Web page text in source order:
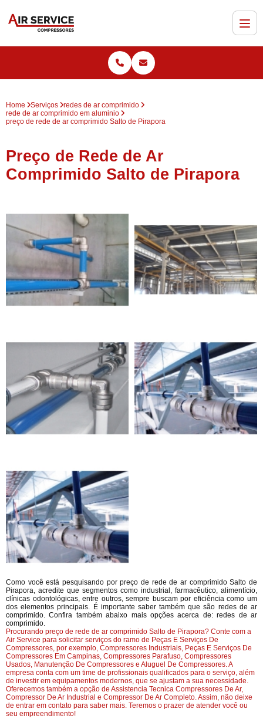
Home Serviços
redes de ar comprimido
rede de ar comprimido em aluminio
preço de rede de ar comprimido Salto de Pirapora
Preço de Rede de Ar
Comprimido Salto de Pirapora
Como você está pesquisando por preço de rede de ar comprimido Salto de
Pirapora, acredite que segmentos como industrial, farmacêutico, alimentício,
clínicas odontológicas, entre outros, sempre buscam por eficiência como um
dos elementos principais. É importante saber também que são redes de ar
comprimido. Confira também abaixo mais opções acerca de: redes de ar
comprimido.
Procurando preço de rede de ar comprimido Salto de Pirapora? Conte com a
Air Service para solicitar serviços do ramo de Peças E Serviços De
Compressores, por exemplo, Compressores Industriais, Peças E Serviços De
Compressores Em Campinas, Compressores Parafuso, Compressores
Usados, Manutenção De Compressores e Aluguel De Compressores. A
empresa conta com um time de profissionais qualificados para o serviço, além
de investir em equipamentos modernos, que se ajustam a sua necessidade.
Oferecemos também a opção de Assistencia Tecnica Compressores De Ar,
Compressor De Ar Industrial e Compressor De Ar Completo. Assim, não deixe
de entrar em contato para saber mais. Teremos o prazer de atender você ou
seu empreendimento!